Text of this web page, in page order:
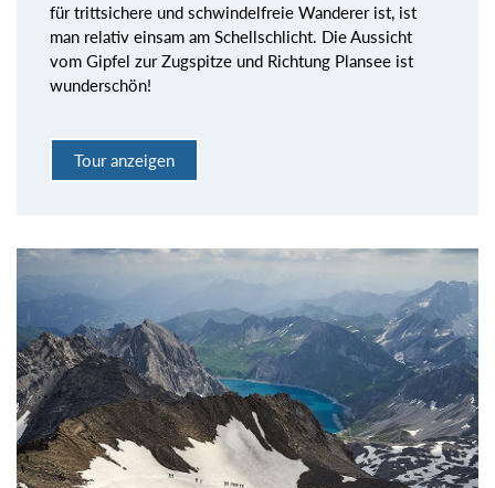
für trittsichere und schwindelfreie Wanderer ist, ist
man relativ einsam am Schellschlicht. Die Aussicht
vom Gipfel zur Zugspitze und Richtung Plansee ist
wunderschön!
Tour anzeigen